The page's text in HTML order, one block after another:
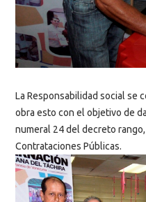
La Responsabilidad social se
obra esto con el objetivo de
numeral 24 del decreto
Contrataciones Públicas.